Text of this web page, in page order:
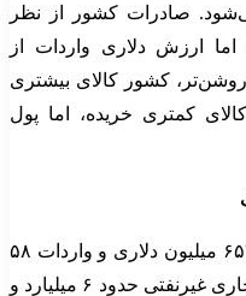
صادرات کشور از نظر
بوده، اما ارزش دلاری واردات از
کشور کالای بیشتری
کمتری خریده، اما پول
اختلاف میان صادرات ۵۱ میلیارد و ۶۵۷ میلیون دلاری و واردات ۵۸
میلیارد و ۱۶ میلیون دلاری، کسری تجاری غیرنفتی حدود ۶ میلیارد و